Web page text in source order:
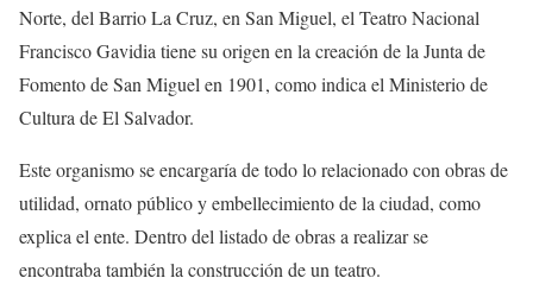
Norte, del Barrio La Cruz, en San Miguel, el Teatro Nacional
Francisco Gavidia tiene su origen en la creación de la Junta de
Fomento de San Miguel en 1901, como indica el Ministerio de
Cultura de El Salvador.
Este organismo se encargaría de todo lo relacionado con obras de
utilidad, ornato público y embellecimiento de la ciudad, como
explica el ente. Dentro del listado de obras a realizar se
encontraba también la construcción de un teatro.